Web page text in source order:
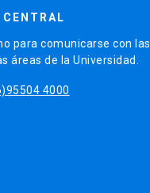
CENTRAL
para comunicarse con las
áreas de la Universidad.
4000